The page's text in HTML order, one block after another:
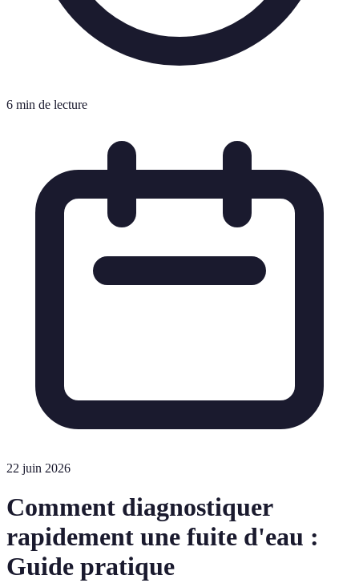
6 min de lecture
22 juin 2026
Comment diagnostiquer
rapidement une fuite d'eau :
Guide pratique